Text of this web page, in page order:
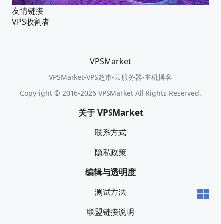
友情链接
VPS收割者
VPSMarket
VPSMarket-VPS超市-云服务器-主机博客
Copyright © 2016-2026 VPSMarket All Rights Reserved.
关于 VPSMarket
联系方式
隐私政策
编辑与透明度
测试方法
联盟链接说明